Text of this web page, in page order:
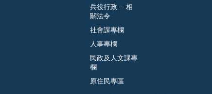
兵役行政 ─ 相
關法令
社會課專欄
人事專欄
民政及人文課專
欄
原住民專區